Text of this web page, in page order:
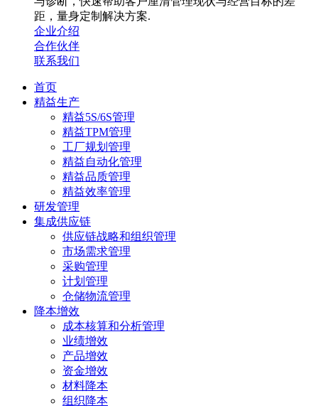
距，量身定制解决方案.
企业介绍
合作伙伴
联系我们
首页
精益生产
精益5S/6S管理
精益TPM管理
工厂规划管理
精益自动化管理
精益品质管理
精益效率管理
研发管理
集成供应链
供应链战略和组织管理
市场需求管理
采购管理
计划管理
仓储物流管理
降本增效
成本核算和分析管理
业绩增效
产品增效
资金增效
材料降本
组织降本